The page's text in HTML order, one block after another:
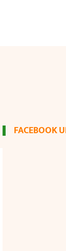
FACEBOOK